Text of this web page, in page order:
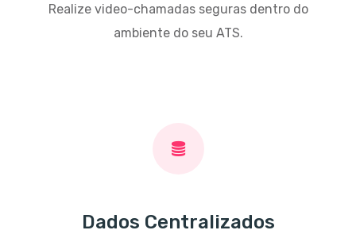
Realize video-chamadas seguras dentro do
ambiente do seu ATS.
Dados Centralizados